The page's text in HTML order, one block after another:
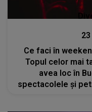
Ce faci în
Topul celor mai
avea loc în
spectacolele și